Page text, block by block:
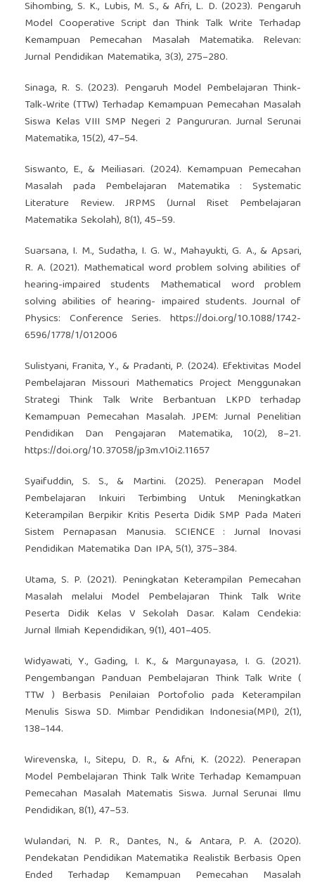
Sihombing, S. K., Lubis, M. S., & Afri, L. D. (2023). Pengaruh
Model Cooperative Script dan Think Talk Write Terhadap
Kemampuan Pemecahan Masalah Matematika. Relevan:
Jurnal Pendidikan Matematika, 3(3), 275–280.
Sinaga, R. S. (2023). Pengaruh Model Pembelajaran Think-
Talk-Write (TTW) Terhadap Kemampuan Pemecahan Masalah
Siswa Kelas VIII SMP Negeri 2 Pangururan. Jurnal Serunai
Matematika, 15(2), 47–54.
Siswanto, E., & Meiliasari. (2024). Kemampuan Pemecahan
Masalah pada Pembelajaran Matematika : Systematic
Literature Review. JRPMS (Jurnal Riset Pembelajaran
Matematika Sekolah), 8(1), 45–59.
Suarsana, I. M., Sudatha, I. G. W., Mahayukti, G. A., & Apsari,
R. A. (2021). Mathematical word problem solving abilities of
hearing-impaired students Mathematical word problem
solving abilities of hearing- impaired students. Journal of
Physics: Conference Series.https://doi.org/10.1088/1742-
6596/1778/1/012006
Sulistyani, Franita, Y., & Pradanti, P. (2024). Efektivitas Model
Pembelajaran Missouri Mathematics Project Menggunakan
Strategi Think Talk Write Berbantuan LKPD terhadap
Kemampuan Pemecahan Masalah. JPEM: Jurnal Penelitian
Pendidikan Dan Pengajaran Matematika, 10(2), 8–21.
https://doi.org/10.37058/jp3m.v10i2.11657
Syaifuddin, S. S., & Martini. (2025). Penerapan Model
Pembelajaran Inkuiri Terbimbing Untuk Meningkatkan
Keterampilan Berpikir Kritis Peserta Didik SMP Pada Materi
Sistem Pernapasan Manusia. SCIENCE : Jurnal Inovasi
Pendidikan Matematika Dan IPA, 5(1), 375–384.
Utama, S. P. (2021). Peningkatan Keterampilan Pemecahan
Masalah melalui Model Pembelajaran Think Talk Write
Peserta Didik Kelas V Sekolah Dasar. Kalam Cendekia:
Jurnal Ilmiah Kependidikan, 9(1), 401–405.
Widyawati, Y., Gading, I. K., & Margunayasa, I. G. (2021).
Pengembangan Panduan Pembelajaran Think Talk Write (
TTW ) Berbasis Penilaian Portofolio pada Keterampilan
Menulis Siswa SD. Mimbar Pendidikan Indonesia(MPI), 2(1),
138–144.
Wirevenska, I., Sitepu, D. R., & Afni, K. (2022). Penerapan
Model Pembelajaran Think Talk Write Terhadap Kemampuan
Pemecahan Masalah Matematis Siswa. Jurnal Serunai Ilmu
Pendidikan, 8(1), 47–53.
Wulandari, N. P. R., Dantes, N., & Antara, P. A. (2020).
Pendekatan Pendidikan Matematika Realistik Berbasis Open
Ended Terhadap Kemampuan Pemecahan Masalah